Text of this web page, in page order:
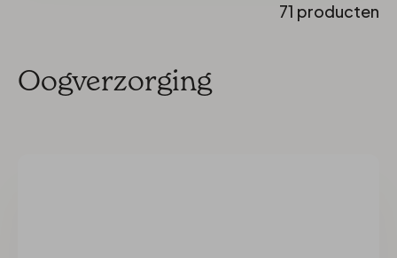
71 producten
Oogverzorging